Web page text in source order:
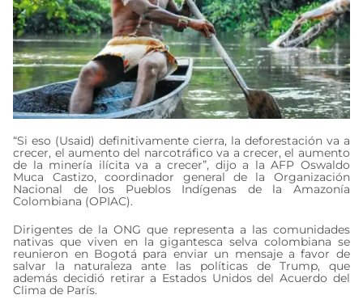
“Si eso (Usaid) definitivamente cierra, la deforestación va a
crecer, el aumento del narcotráfico va a crecer, el aumento
de la minería ilícita va a crecer”, dijo a la AFP Oswaldo
Muca Castizo, coordinador general de la Organización
Nacional de los Pueblos Indígenas de la Amazonía
Colombiana (OPIAC).
Dirigentes de la ONG que representa a las comunidades
nativas que viven en la gigantesca selva colombiana se
reunieron en Bogotá para enviar un mensaje a favor de
salvar la naturaleza ante las políticas de Trump, que
además decidió retirar a Estados Unidos del Acuerdo del
Clima de París.